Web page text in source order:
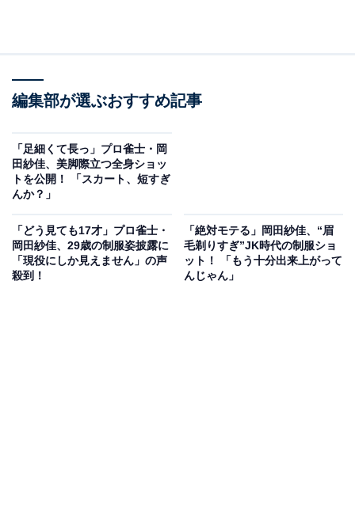
編集部が選ぶおすすめ記事
「足細くて長っ」プロ雀士・岡
田紗佳、美脚際立つ全身ショッ
トを公開！ 「スカート、短すぎ
んか？」
「どう見ても17才」プロ雀士・
岡田紗佳、29歳の制服姿披露に
「現役にしか見えません」の声
殺到！
「絶対モテる」岡田紗佳、“眉
毛剃りすぎ”JK時代の制服ショ
ット！ 「もう十分出来上がって
んじゃん」